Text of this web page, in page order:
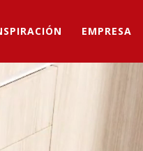
EMPRESA